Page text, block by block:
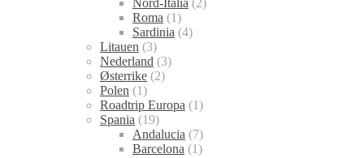
Roma (1)
Sardinia (4)
Litauen (3)
Nederland (3)
Østerrike (2)
Polen (1)
Roadtrip Europa (1)
Spania (19)
Andalucia (7)
Barcelona (1)